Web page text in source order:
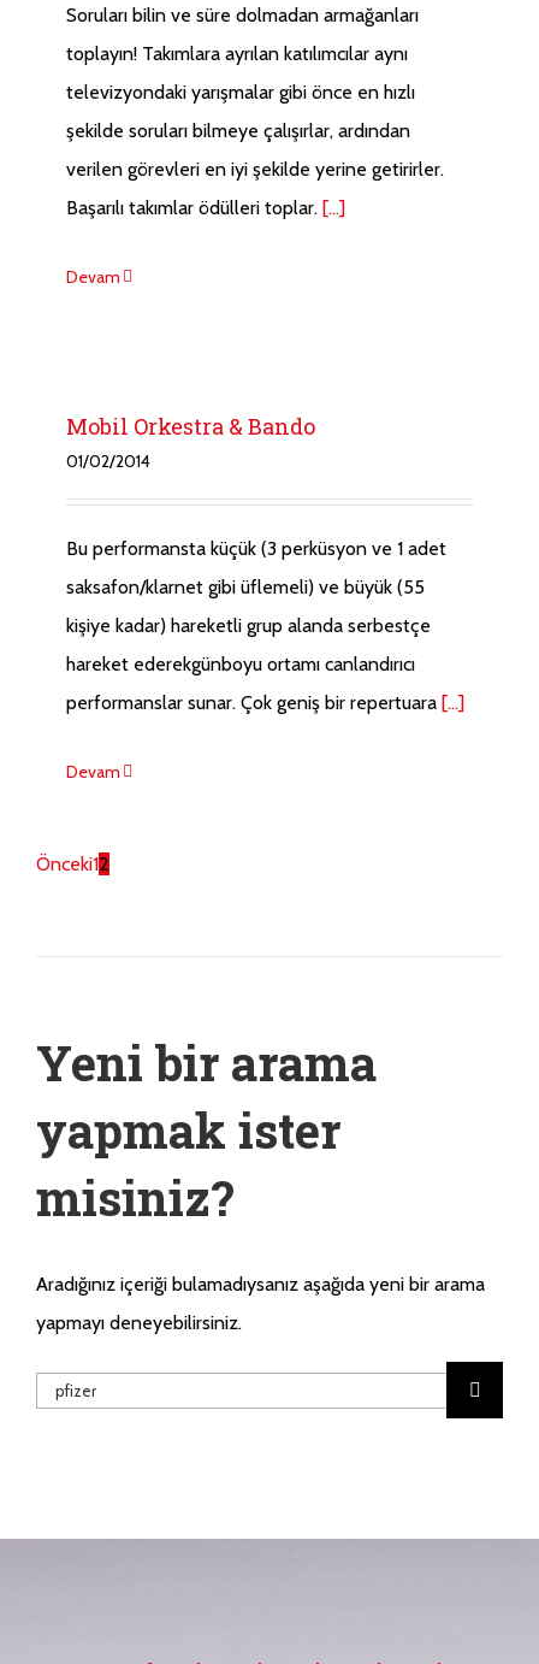
Soruları bilin ve süre dolmadan armağanları
toplayın! Takımlara ayrılan katılımcılar aynı
televizyondaki yarışmalar gibi önce en hızlı
şekilde soruları bilmeye çalışırlar, ardından
verilen görevleri en iyi şekilde yerine getirirler.
Başarılı takımlar ödülleri toplar. [...]
Devam
Mobil Orkestra & Bando
01/02/2014
Bu performansta küçük (3 perküsyon ve 1 adet
saksafon/klarnet gibi üflemeli) ve büyük (55
kişiye kadar) hareketli grup alanda serbestçe
hareket ederekgünboyu ortamı canlandırıcı
performanslar sunar. Çok geniş bir repertuara [...]
Devam
Önceki12
Yeni bir arama
yapmak ister
misiniz?
Aradığınız içeriği bulamadıysanız aşağıda yeni bir arama
yapmayı deneyebilirsiniz.
Ara: